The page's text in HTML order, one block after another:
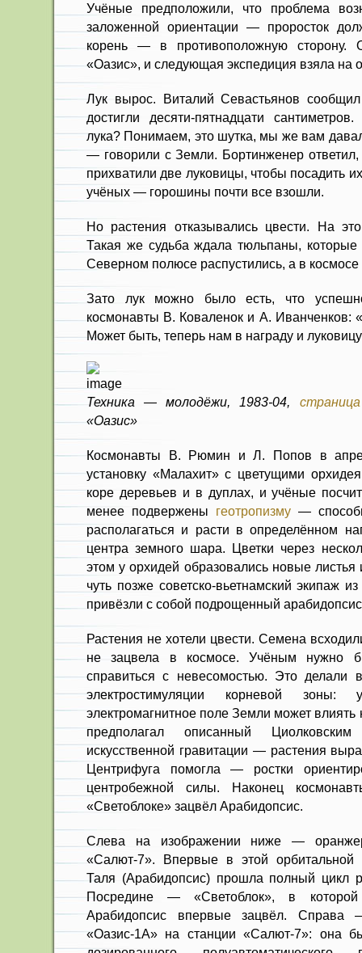
Учёные предположили, что проблема
заложенной ориентации — проросток
корень — в противоположную сторону.
«Оазис», и следующая экспедиция взяла на
Лук вырос. Виталий Севастьянов
достигли десяти-пятнадцати
лука? Понимаем, это шутка, мы же вам
— говорили с Земли. Бортинженер
прихватили две луковицы, чтобы посадить
учёных — горошины почти все взошли.
Но растения отказывались цвести. На
Такая же судьба ждала тюльпаны, которые
Северном полюсе распустились, а в
Зато лук можно было есть, что
космонавты В. Коваленок и А. Иванченков:
Может быть, теперь нам в награду и
Техника — молодёжи, 1983-04,
«Оазис»
Космонавты В. Рюмин и Л. Попов в
установку «Малахит» с цветущими
коре деревьев и в дуплах, и учёные
менее подвержены геотропизму —
располагаться и расти в определённом
центра земного шара. Цветки через
этом у орхидей образовались новые
чуть позже советско-вьетнамский экипаж
привёзли с собой подрощенный
Растения не хотели цвести. Семена
не зацвела в космосе. Учёным нужно
справиться с невесомостью. Это
электростимуляции корневой зоны:
электромагнитное поле Земли может
предполагал описанный
искусственной гравитации — растения
Центрифуга помогла — ростки
центробежной силы. Наконец
«Светоблоке» зацвёл Арабидопсис.
Слева на изображении ниже —
«Салют-7». Впервые в этой орбитальной
Таля (Арабидопсис) прошла полный цикл
Посредине — «Светоблок», в
Арабидопсис впервые зацвёл. Справа
«Оазис-1А» на станции «Салют-7»: она